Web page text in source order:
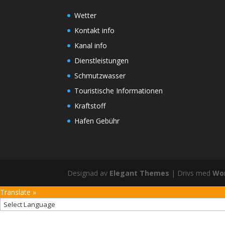
Wetter
Kontakt info
Kanal info
Dienstleistungen
Schmutzwasser
Touristische Informationen
Kraftstoff
Hafen Gebühr
Designad av Elegant Themes | Drivs med
Translate »